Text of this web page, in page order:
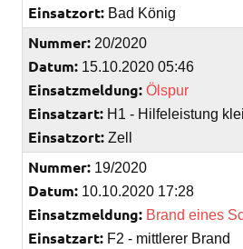
Einsatzort: Bad König
Nummer: 20/2020
Datum: 15.10.2020 05:46
Einsatzmeldung: Ölspur
Einsatzart: H1 - Hilfeleistung
Einsatzort: Zell
Nummer: 19/2020
Datum: 10.10.2020 17:28
Einsatzmeldung: Brand eines
Einsatzart: F2 - mittlerer Brand